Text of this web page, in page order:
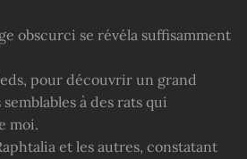
obscurci se révéla suffisamment
pour découvrir un grand
à des rats qui
moi.
et les autres, constatant